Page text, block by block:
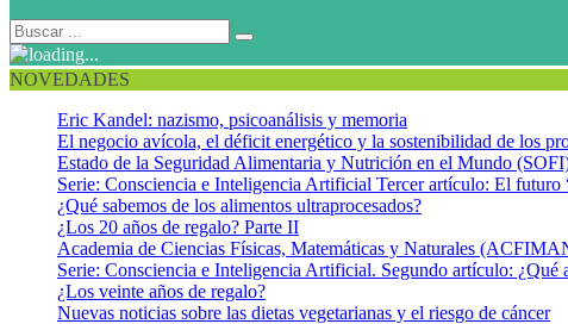
NOVEDADES
Eric Kandel: nazismo, psicoanálisis y memoria
El negocio avícola, el déficit energético y la sostenibilidad de los
Estado de la Seguridad Alimentaria y Nutrición en el Mundo
Serie: Consciencia e Inteligencia Artificial Tercer artículo: El
¿Qué sabemos de los alimentos ultraprocesados?
¿Los 20 años de regalo? Parte II
Academia de Ciencias Físicas, Matemáticas y Naturales
Serie: Consciencia e Inteligencia Artificial. Segundo artículo: ¿Qué
¿Los veinte años de regalo?
Nuevas noticias sobre las dietas vegetarianas y el riesgo de cáncer